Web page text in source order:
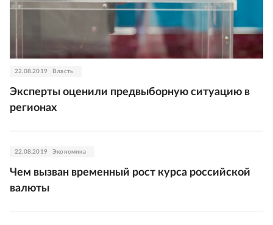
22.08.2019 Власть
Эксперты оценили предвыборную ситуацию в
регионах
22.08.2019 Экономика
Чем вызван временный рост курса российской
валюты